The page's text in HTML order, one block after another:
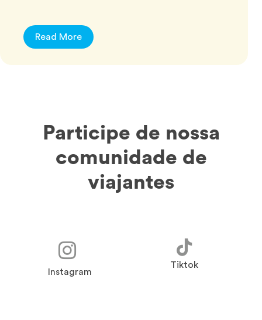
Read More
Participe de nossa
comunidade de
viajantes
Instagram
Tiktok